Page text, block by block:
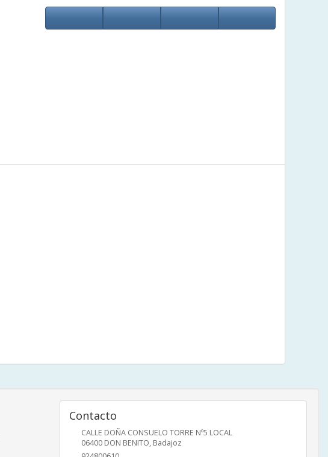
Contacto
CALLE DOÑA CONSUELO TORRE Nº5 LOCAL
06400 DON BENITO, Badajoz